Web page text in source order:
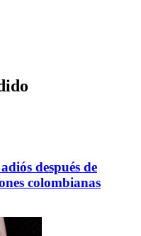
después de
colombianas